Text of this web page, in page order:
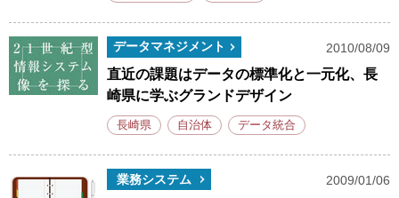
データマネジメント 2010/08/09
直近の課題はデータの標準化と一元化、長
崎県に学ぶグランドデザイン
長崎県 自治体 データ統合
業務システム 2009/01/06